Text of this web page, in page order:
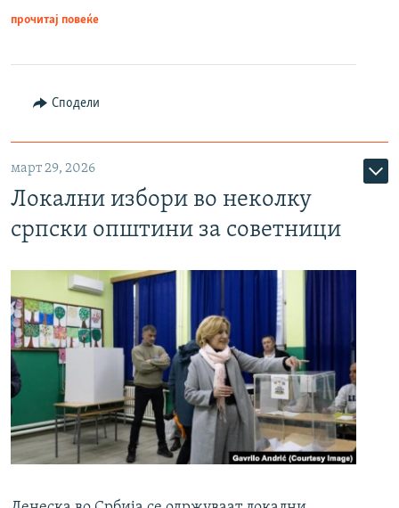
прочитај повеќе
Сподели
март 29, 2026
Локални избори во неколку
српски општини за советници